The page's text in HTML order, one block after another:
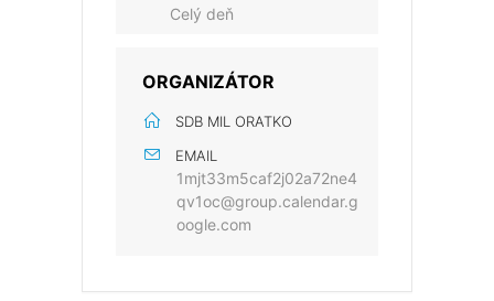
Celý deň
ORGANIZÁTOR
SDB MIL ORATKO
EMAIL
1mjt33m5caf2j02a72ne4
qv1oc@group.calendar.g
oogle.com